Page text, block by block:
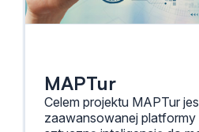
MAPTur
Celem projektu MAPTur
zaawansowanej